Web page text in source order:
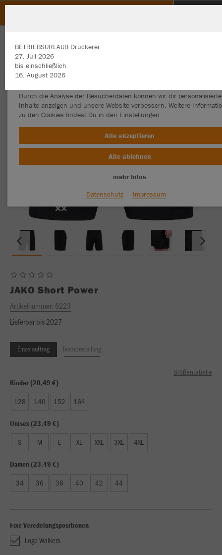
JAKO Short Power
Artikelnummer: 6223
Lieferbar bis 2027
Einzelauftrag Teambestellung
Größentabelle
Kinder (20,49 €)
128 140 152 164
Unisex (23,49 €)
S M L XL XXL 3XL 4XL
Damen (23,49 €)
34 36 38 40 42 44
Fixe Veredelungspositionen
Logo Walkers
BETRIEBSURLAUB Druckerei
27. Juli 2026
bis einschließlich
16. August 2026​​​​​​​
Durch die Analyse der Besucherdaten können wir dir personalisierte
Inhalte anzeigen und unsere Website verbessern. Weitere
zu den Cookies findest Du in den Einstellungen.
Alle akzeptieren
Alle ablehnen
mehr Infos
Datenschutz
Impressum